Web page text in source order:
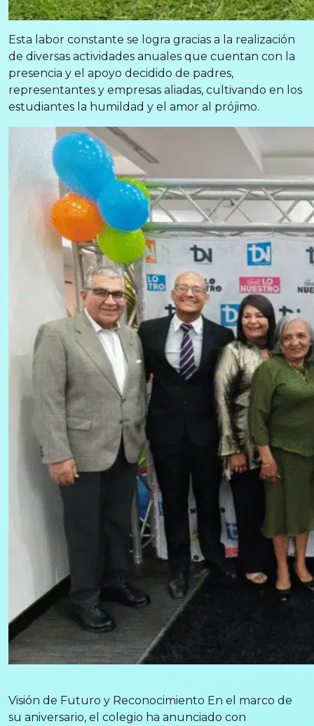
Esta labor constante se logra gracias a la realización
de diversas actividades anuales que cuentan con la
presencia y el apoyo decidido de padres,
representantes y empresas aliadas, cultivando en los
estudiantes la humildad y el amor al prójimo.
Visión de Futuro y Reconocimiento En el marco de
su aniversario, el colegio ha anunciado con